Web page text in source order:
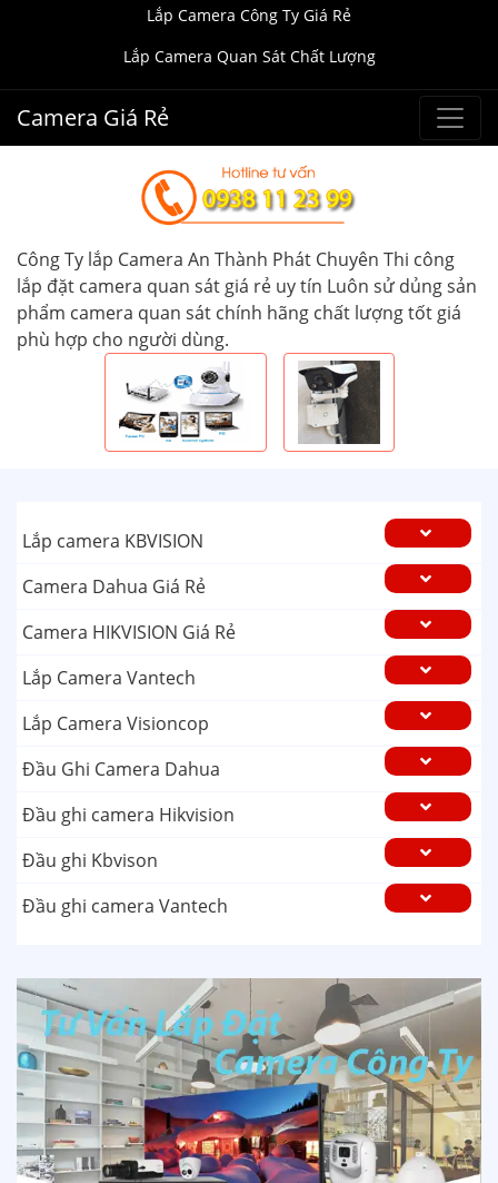
Lắp Camera Công Ty Giá Rẻ
Lắp Camera Quan Sát Chất Lượng
Camera Giá Rẻ
Công Ty lắp Camera An Thành Phát Chuyên Thi công
lắp đặt camera quan sát giá rẻ uy tín Luôn sử dủng sản
phẩm camera quan sát chính hãng chất lượng tốt giá
phù hợp cho người dùng.
Lắp camera KBVISION
Camera Dahua Giá Rẻ
Camera HIKVISION Giá Rẻ
Lắp Camera Vantech
Lắp Camera Visioncop
Đầu Ghi Camera Dahua
Đầu ghi camera Hikvision
Đầu ghi Kbvison
Đầu ghi camera Vantech